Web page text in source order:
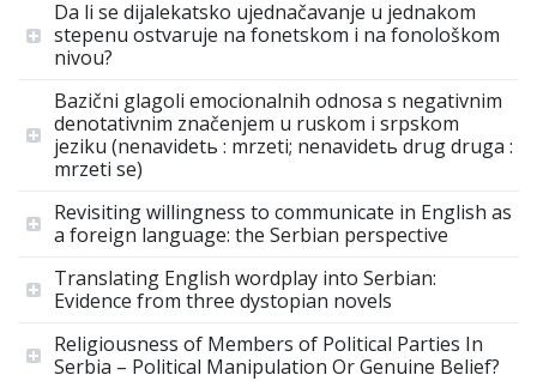
Da li se dijalekatsko ujednačavanje u jednakom
stepenu ostvaruje na fonetskom i na fonološkom
nivou?
Bazični glagoli emocionalnih odnosa s negativnim
denotativnim značenjem u ruskom i srpskom
jeziku (nenavidetь : mrzeti; nenavidetь drug druga :
mrzeti se)
Revisiting willingness to communicate in English as
a foreign language: the Serbian perspective
Translating English wordplay into Serbian:
Evidence from three dystopian novels
Religiousness of Members of Political Parties In
Serbia – Political Manipulation Or Genuine Belief?